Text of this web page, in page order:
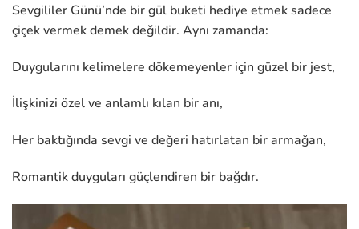
Sevgililer Günü’nde bir gül buketi hediye etmek sadece
çiçek vermek demek değildir. Aynı zamanda:
Duygularını kelimelere dökemeyenler için güzel bir jest,
İlişkinizi özel ve anlamlı kılan bir anı,
Her baktığında sevgi ve değeri hatırlatan bir armağan,
Romantik duyguları güçlendiren bir bağdır.